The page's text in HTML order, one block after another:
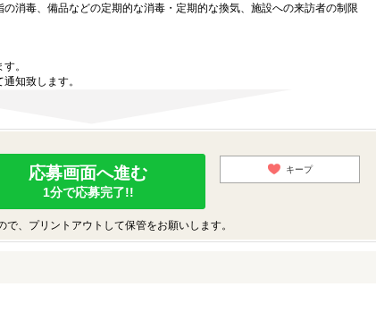
消毒、備品などの定期的な消毒・定期的な換気、施設への来訪者の制限
。
知致します。
応募画面へ進む
1分で応募完了!!
キープ
、プリントアウトして保管をお願いします。